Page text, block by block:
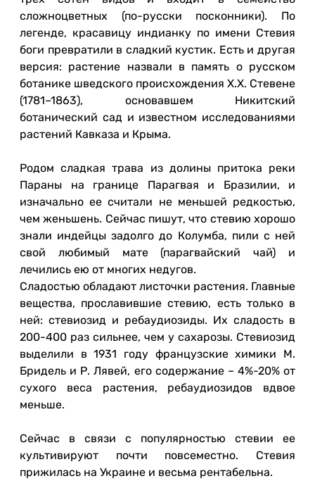
сложноцветных (по-русски посконники). По
легенде, красавицу индианку по имени Стевия
боги превратили в сладкий кустик. Есть и другая
версия: растение назвали в память о русском
ботанике шведского происхождения Х.Х. Стевене
(1781–1863), основавшем Никитский
ботанический сад и известном исследованиями
растений Кавказа и Крыма.
Родом сладкая трава из долины притока реки
Параны на границе Парагвая и Бразилии, и
изначально ее считали не меньшей редкостью,
чем женьшень. Сейчас пишут, что стевию хорошо
знали индейцы задолго до Колумба, пили с ней
свой любимый мате (парагвайский чай) и
лечились ею от многих недугов.
Сладостью обладают листочки растения. Главные
вещества, прославившие стевию, есть только в
ней: стевиозид и ребаудиозиды. Их сладость в
200-400 раз сильнее, чем у сахарозы. Стевиозид
выделили в 1931 году французские химики М.
Бридель и Р. Лявей, его содержание – 4%-20% от
сухого веса растения, ребаудиозидов вдвое
меньше.
Сейчас в связи с популярностью стевии ее
культивируют почти повсеместно. Стевия
прижилась на Украине и весьма рентабельна.